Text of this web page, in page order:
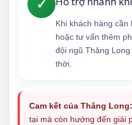
✓
Khi khách hàng
hoặc tư vấn thêm
đội ngũ Thăng
thời.
Cam kết của Thăng Long:
tại mà còn hướng đến giải